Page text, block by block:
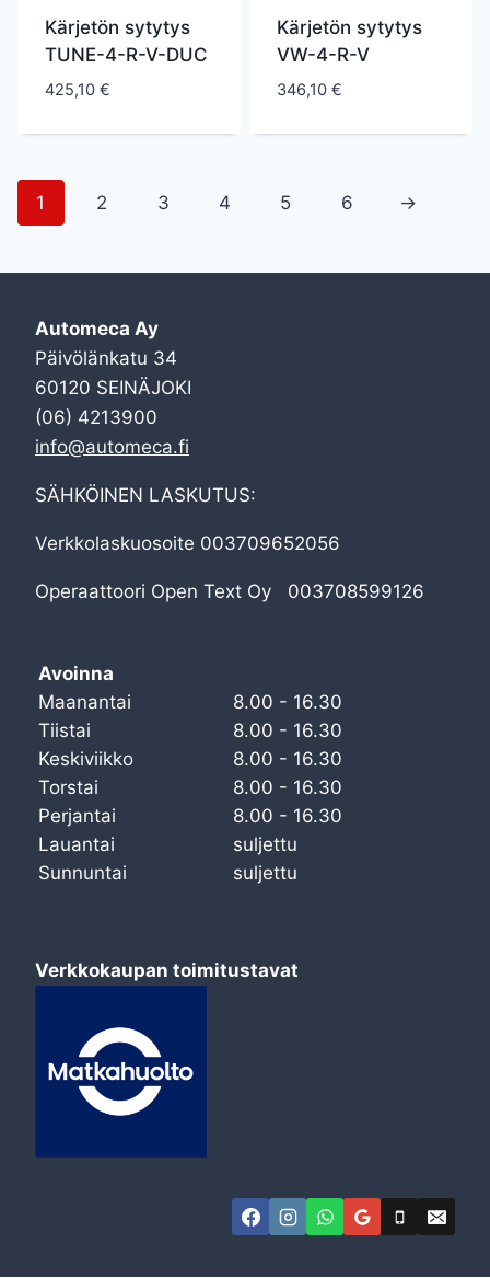
Kärjetön sytytys
TUNE-4-R-V-DUC
425,10 €
Kärjetön sytytys
VW-4-R-V
346,10 €
1 2 3 4 5 6 →
Automeca Ay
Päivölänkatu 34
60120 SEINÄJOKI
(06) 4213900
info@automeca.fi
SÄHKÖINEN LASKUTUS:
Verkkolaskuosoite 003709652056
Operaattoori Open Text Oy 003708599126
Avoinna
Maanantai
8.00 - 16.30
Tiistai
8.00 - 16.30
Keskiviikko
8.00 - 16.30
Torstai
8.00 - 16.30
Perjantai
8.00 - 16.30
Lauantai
suljettu
Sunnuntai
suljettu
Verkkokaupan toimitustavat